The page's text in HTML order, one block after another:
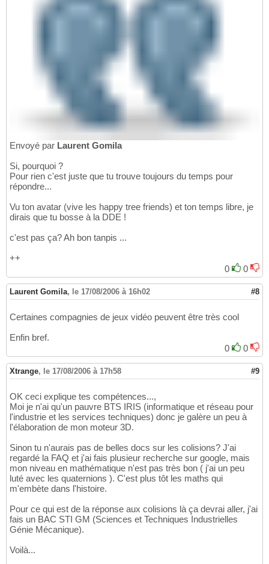
Envoyé par Laurent Gomila
Si, pourquoi ?
Pour rien c'est juste que tu trouve toujours du temps pour
répondre...
Vu ton avatar (vive les happy tree friends) et ton temps libre, je
dirais que tu bosse à la DDE !
c'est pas ça? Ah bon tanpis ...
++
0
0
Laurent Gomila, le 17/08/2006 à 16h02 #8
Certaines compagnies de jeux vidéo peuvent être très cool
Enfin bref.
0
0
Xtrange, le 17/08/2006 à 17h58 #9
OK ceci explique tes compétences...,
Moi je n'ai qu'un pauvre BTS IRIS (informatique et réseau pour
l'industrie et les services techniques) donc je galère un peu à
l'élaboration de mon moteur 3D.
Sinon tu n'aurais pas de belles docs sur les colisions? J'ai
regardé la FAQ et j'ai fais plusieur recherche sur google, mais
mon niveau en mathématique n'est pas très bon ( j'ai un peu
luté avec les quaternions ). C'est plus tôt les maths qui
m'embète dans l'histoire.
Pour ce qui est de la réponse aux colisions là ça devrai aller, j'ai
fais un BAC STI GM (Sciences et Techniques Industrielles
Génie Mécanique).
Voilà...